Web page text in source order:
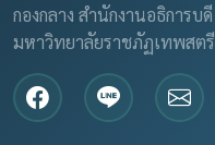
กองกลาง สำนักงานอธิการบดี
มหาวิทยาลัยราชภัฏเทพสตรี